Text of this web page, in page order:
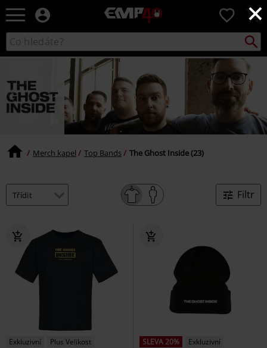
×
EMP
Hudba,
filmy
seriály,
Merch
pro
hráče,
Alternativní
0
Katalog
vyhledávání
Merch kapel Top Bands The Ghost Inside (23)
Filtr
Exkluzivní Plus Velikost SLEVA 20%
Exkluzivní